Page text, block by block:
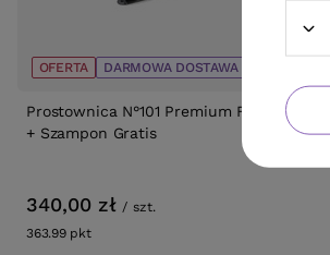
OFERTA DARMOWA DOSTAWA
Prostownica N°101 Premium Fale Loki Koki
+ Szampon Gratis
340,00 zł / szt.
363.99 pktpunktów